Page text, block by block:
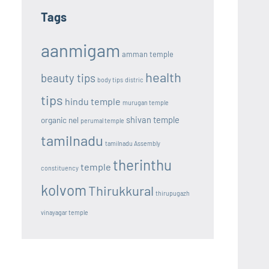
Tags
aanmigam amman temple
beauty tips body tips distric health
tips hindu temple murugan temple
organic nel perumal temple shivan temple
tamilnadu tamilnadu Assembly
constituency temple therinthu
kolvomThirukkural thirupugazh
vinayagar temple